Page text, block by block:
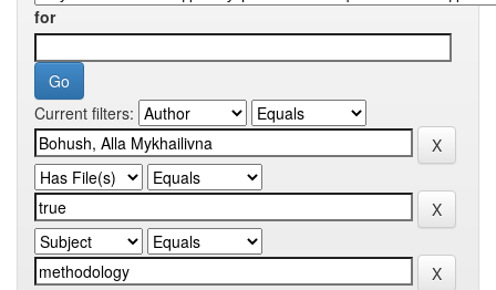
for
Current filters: